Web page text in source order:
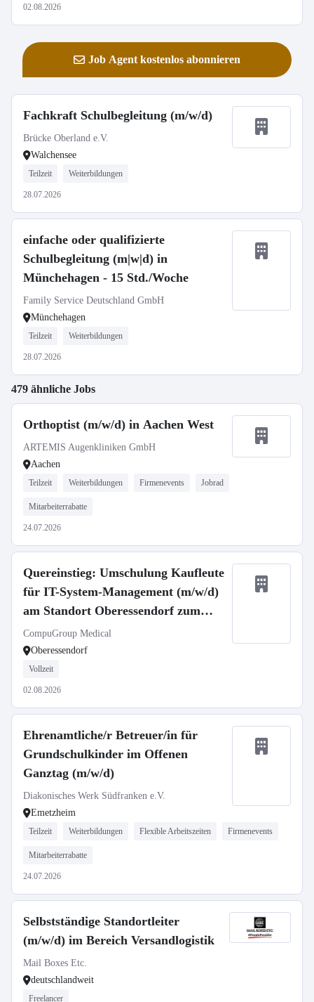
02.08.2026
Job Agent kostenlos abonnieren
Fachkraft Schulbegleitung (m/w/d)
Brücke Oberland e.V.
Walchensee
Teilzeit Weiterbildungen
28.07.2026
einfache oder qualifizierte
Schulbegleitung (m|w|d) in
Münchehagen - 15 Std./Woche
Family Service Deutschland GmbH
Münchehagen
Teilzeit Weiterbildungen
28.07.2026
479 ähnliche Jobs
Orthoptist (m/w/d) in Aachen West
ARTEMIS Augenkliniken GmbH
Aachen
Teilzeit Weiterbildungen Firmenevents Jobrad
Mitarbeiterrabatte
24.07.2026
Quereinstieg: Umschulung Kaufleute
für IT-System-Management (m/w/d)
am Standort Oberessendorf zum
01.09.2026
CompuGroup Medical
Oberessendorf
Vollzeit
02.08.2026
Ehrenamtliche/r Betreuer/in für
Grundschulkinder im Offenen
Ganztag (m/w/d)
Diakonisches Werk Südfranken e.V.
Emetzheim
Teilzeit Weiterbildungen Flexible Arbeitszeiten Firmenevents
Mitarbeiterrabatte
24.07.2026
Selbstständige Standortleiter
(m/w/d) im Bereich Versandlogistik
Mail Boxes Etc.
deutschlandweit
Freelancer